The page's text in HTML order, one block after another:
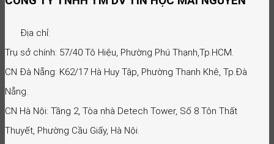
Địa chỉ:
Trụ sở chính: 57/40 Tô Hiệu, Phường Phú Thạnh,Tp.HCM.
CN Đà Nẵng: K62/17 Hà Huy Tập, Phường Thanh Khê, Tp.Đà
Nẵng.
CN Hà Nội: Tầng 2, Tòa nhà Detech Tower, Số 8 Tôn Thất
Thuyết, Phường Cầu Giấy, Hà Nội.